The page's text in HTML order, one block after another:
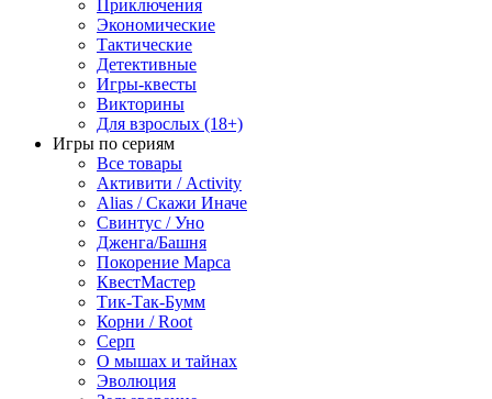
Приключения
Экономические
Тактические
Детективные
Игры-квесты
Викторины
Для взрослых (18+)
Игры по сериям
Все товары
Активити / Activity
Alias / Скажи Иначе
Свинтус / Уно
Дженга/Башня
Покорение Марса
КвестМастер
Тик-Так-Бумм
Корни / Root
Серп
О мышах и тайнах
Эволюция